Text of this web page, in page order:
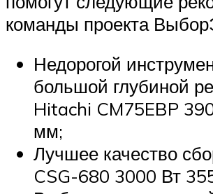
команды проекта
Недорогой
большой глубиной
Hitachi CM75EBP
мм;
Лучшее качество
CSG-680 3000 Вт